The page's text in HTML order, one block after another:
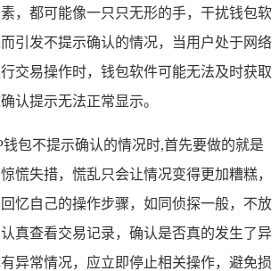
，都可能像一只只无形的手，干扰钱包软
引发不提示确认的情况，当用户处于网络
交易操作时，钱包软件可能无法及时获取
认提示无法正常显示。
钱包不提示确认的情况时,首先要做的就是
慌失措，慌乱只会让情况变得更加糟糕，
忆自己的操作步骤，如同侦探一般，不放
真查看交易记录，确认是否真的发生了异
异常情况，应立即停止相关操作，避免损